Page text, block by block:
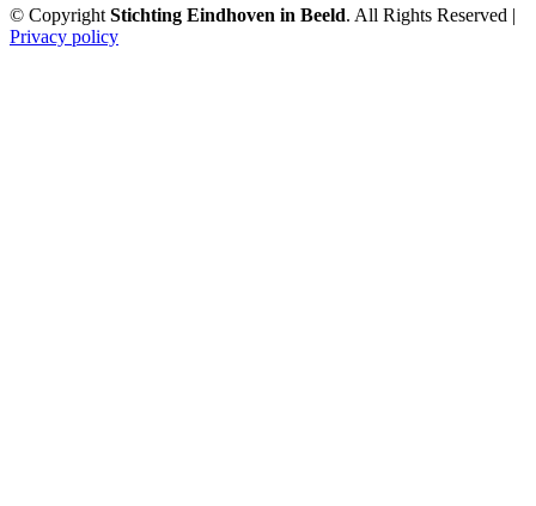
© Copyright Stichting Eindhoven in Beeld. All Rights Reserved |
Privacy policy